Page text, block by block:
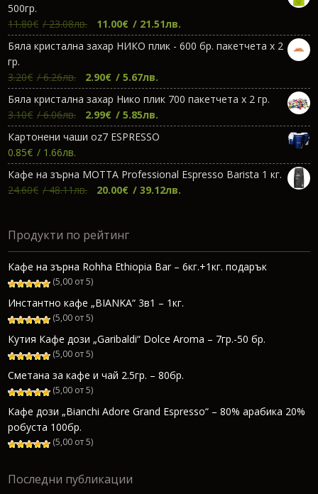
500гр.
11.80€ / 23.08лв.
Original
price
was:
11.00€ / 21.51лв.
цена
е:
Бяла кристална захар НИКО плик - 600 бр. пакетчета х 2
гр.
3.20€ / 6.26лв.
Original
price
was:
3.20€.
2.90€ / 5.67лв.
цена
е:
2.90€.
Бяла кристална захар Нико плик 700 пакетчета х 2 гр.
3.10€ / 6.06лв.
Original
price
was:
3.10€.
2.99€ / 5.85лв.
цена
е:
2.99€.
Картонени чаши oz7 ESPRESSO
0.85€ / 1.66лв.
Кафе на зърна МОТТА Professional Espresso Barista 1 кг.
24.60€ / 48.11лв.
Original
24.60€.
20.00€ / 39.12лв.
Продукти по рейтинг
Кафе на зърна Rohha Ethiopia Bar – 6кг.+1кг. подарък
(5,00 от 5)
Инстантно кафе „BIANKA“ 3в1 – 1кг.
(5,00 от 5)
Кутия Кафе дози „Garibaldi“ Dolce Aroma – 7гр.-50 бр.
(5,00 от 5)
Сметана за кафе и чай 2.5гр. – 80бр.
(5,00 от 5)
Кафе дози „Bianchi Adore Grand Espresso“ – 80% арабика 20%
робуста 100бр.
(5,00 от 5)
Последни публикации